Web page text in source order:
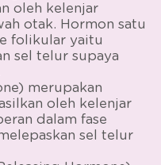
oleh kelenjar
otak. Hormon satu
folikular yaitu
sel telur supaya
merupakan
oleh kelenjar
dalam fase
sel telur